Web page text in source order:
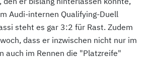
Audi-internen Qualifying-Duell
steht es gar 3:2 für Rast. Zudem
dass er inzwischen nicht nur im
auch im Rennen die "Platzreife"